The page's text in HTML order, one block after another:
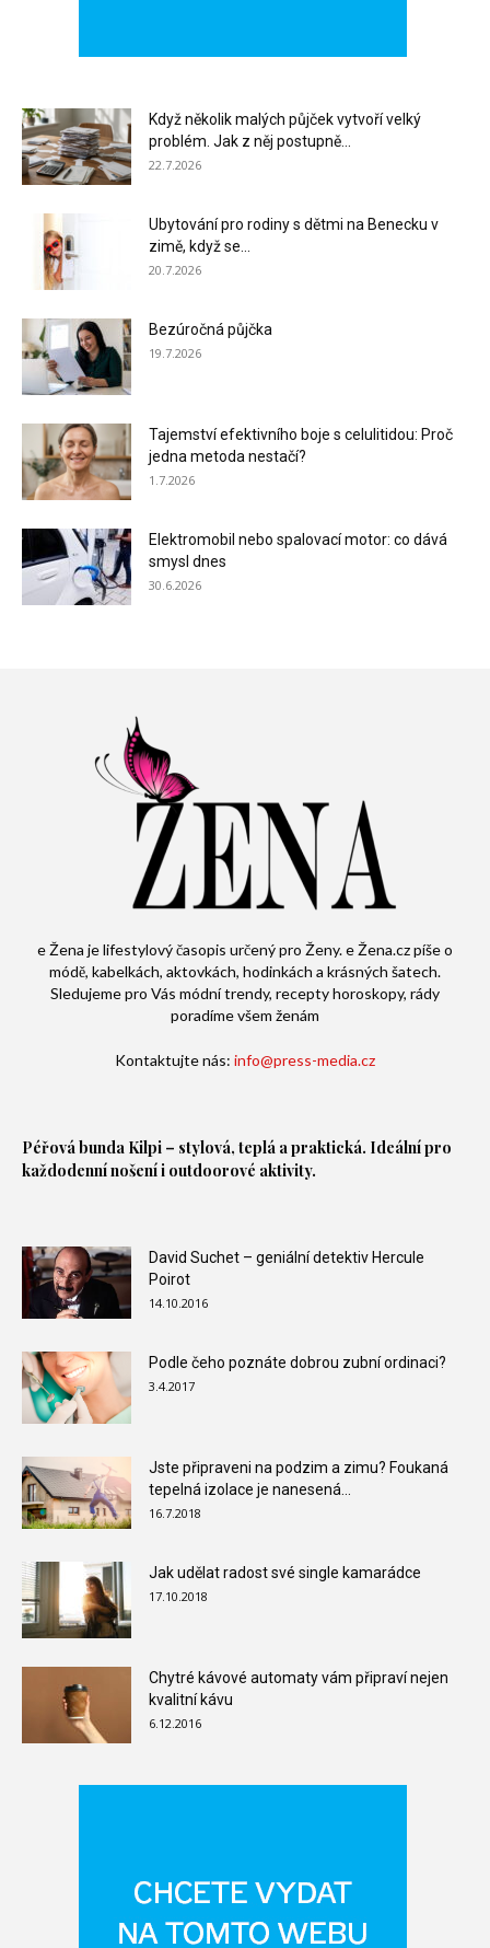
Když několik malých půjček vytvoří velký
problém. Jak z něj postupně...
22.7.2026
Ubytování pro rodiny s dětmi na Benecku v
zimě, když se...
20.7.2026
Bezúročná půjčka
19.7.2026
Tajemství efektivního boje s celulitidou: Proč
jedna metoda nestačí?
1.7.2026
Elektromobil nebo spalovací motor: co dává
smysl dnes
30.6.2026
e Žena je lifestylový časopis určený pro Ženy. e Žena.cz píše o
módě, kabelkách, aktovkách, hodinkách a krásných šatech.
Sledujeme pro Vás módní trendy, recepty horoskopy, rády
poradíme všem ženám
Kontaktujte nás: info@press-media.cz
Péřová bunda Kilpi – stylová, teplá a praktická. Ideální pro
každodenní nošení i outdoorové aktivity.
David Suchet – geniální detektiv Hercule
Poirot
14.10.2016
Podle čeho poznáte dobrou zubní ordinaci?
3.4.2017
Jste připraveni na podzim a zimu? Foukaná
tepelná izolace je nanesená...
16.7.2018
Jak udělat radost své single kamarádce
17.10.2018
Chytré kávové automaty vám připraví nejen
kvalitní kávu
6.12.2016